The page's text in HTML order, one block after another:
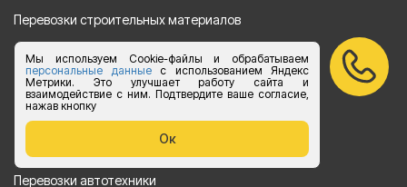
Мы используем Cookie-файлы и обрабатываем
персональные данныес использованием Яндекс
Метрики. Это улучшает работу сайта и
взаимодействие с ним. Подтвердите ваше согласие,
нажав кнопку
Ок
Перевозки строительных материалов
Перевозка оборудования
Перевозка продуктов питания
Переезд
Рефрежераторные перевозки
Перевозки автотехники